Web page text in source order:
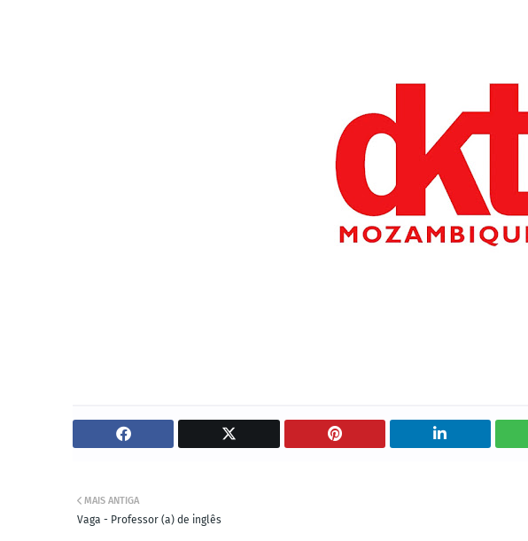
MAIS ANTIGA
Vaga - Professor (a) de inglês